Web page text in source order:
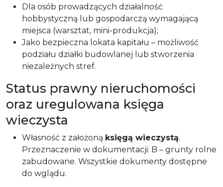
Dla osób prowadzących działalność
hobbystyczną lub gospodarczą wymagającą
miejsca (warsztat, mini-produkcja);
Jako bezpieczna lokata kapitału – możliwość
podziału działki budowlanej lub stworzenia
niezależnych stref.
Status prawny nieruchomości
oraz uregulowana księga
wieczysta
Własność z założoną księgą wieczystą.
Przeznaczenie w dokumentacji: B – grunty rolne
zabudowane. Wszystkie dokumenty dostępne
do wglądu.